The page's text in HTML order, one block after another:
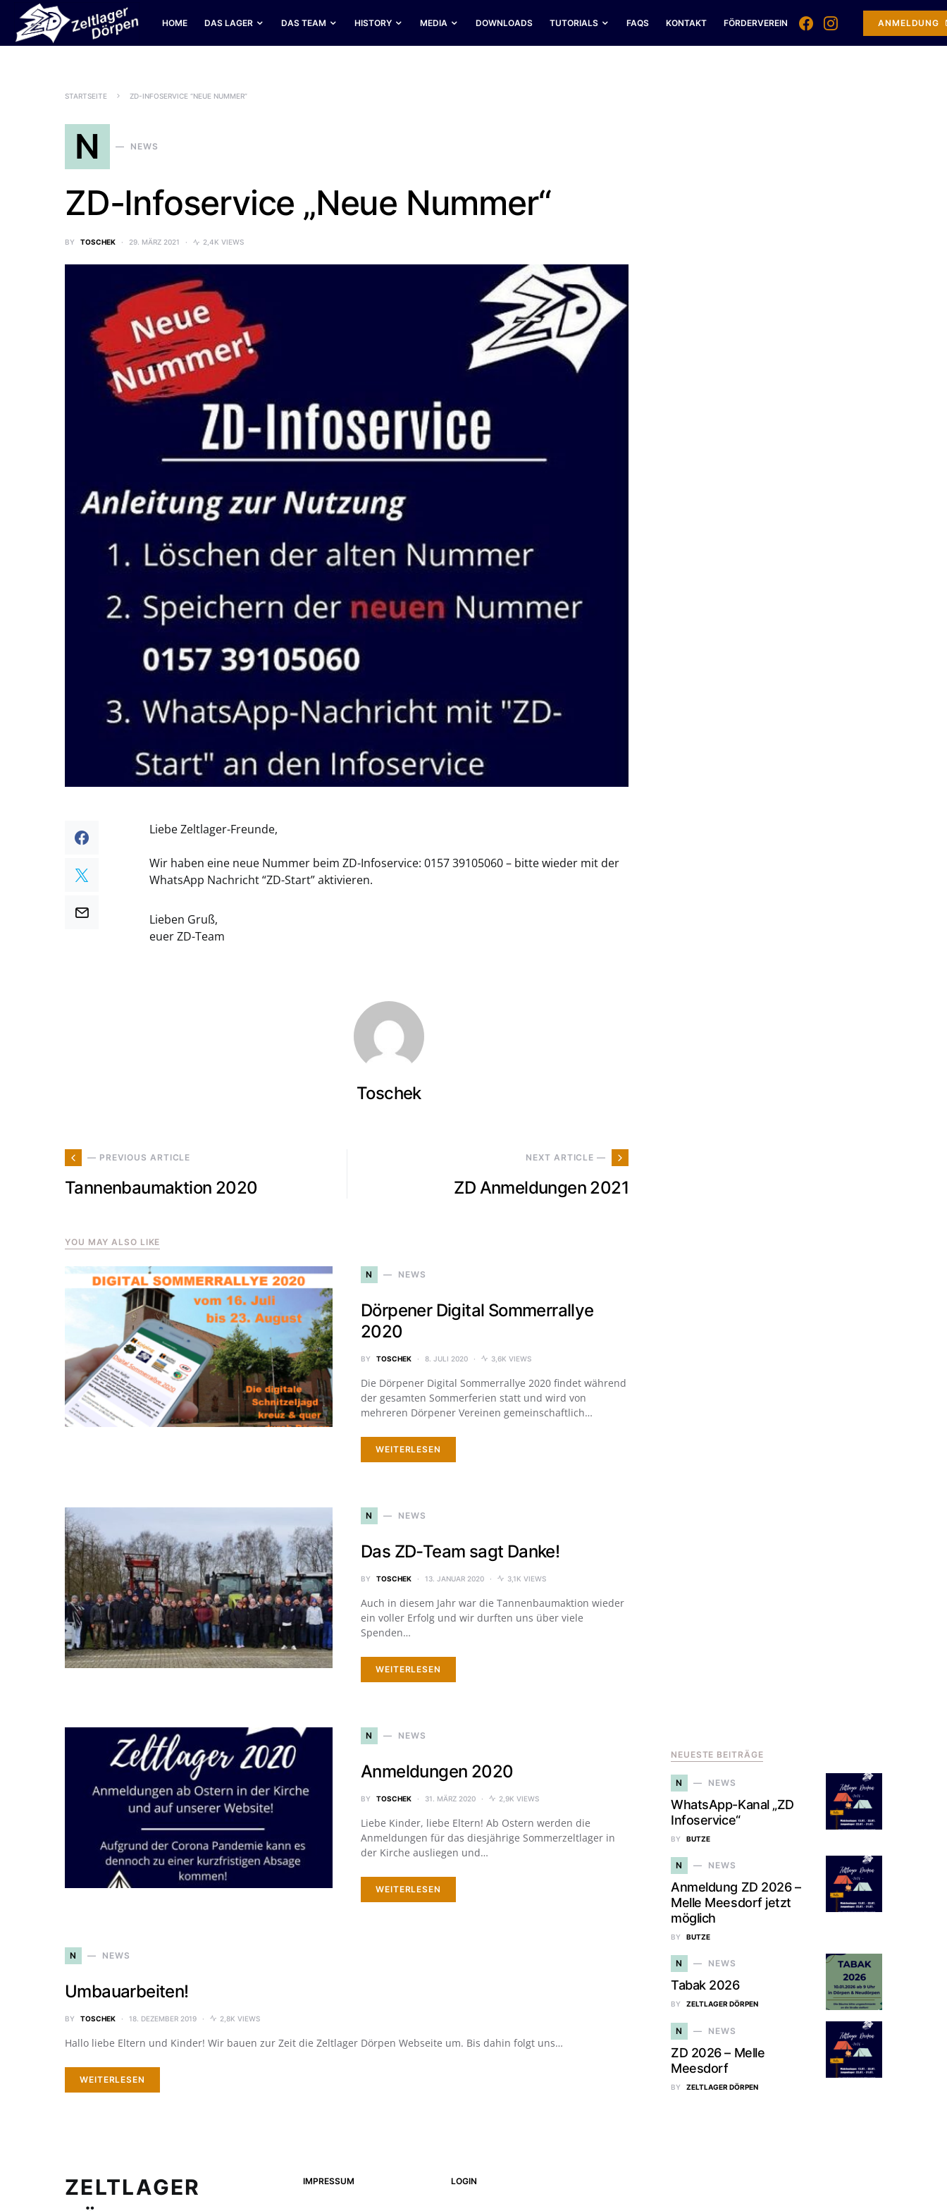
HOME DAS LAGER DAS TEAM HISTORY MEDIA DOWNLOADS TUTORIALS FAQS KONTAKT FÖRDERVEREIN ANMELDUNG
SEARCH FOR:
STARTSEITE ZD-INFOSERVICE “NEUE NUMMER”
N NEWS
ZD-Infoservice „Neue Nummer“
BY TOSCHEK 29. MÄRZ 2021 2,4K VIEWS
Liebe Zeltlager-Freunde,
Wir haben eine neue Nummer beim ZD-Infoservice: 0157 39105060 – bitte wieder mit der
WhatsApp Nachricht “ZD-Start” aktivieren.
Lieben Gruß,
euer ZD-Team
Toschek
— PREVIOUS ARTICLE
Tannenbaumaktion 2020
NEXT ARTICLE —
ZD Anmeldungen 2021
YOU MAY ALSO LIKE
N NEWS
Dörpener Digital Sommerrallye
2020
BY TOSCHEK 8. JULI 2020 3,6K VIEWS
Die Dörpener Digital Sommerrallye 2020 findet während
der gesamten Sommerferien statt und wird von
mehreren Dörpener Vereinen gemeinschaftlich…
WEITERLESEN
N NEWS
Das ZD-Team sagt Danke!
BY TOSCHEK 13. JANUAR 2020 3,1K VIEWS
Auch in diesem Jahr war die Tannenbaumaktion wieder
ein voller Erfolg und wir durften uns über viele
Spenden…
WEITERLESEN
N NEWS
Anmeldungen 2020
BY TOSCHEK 31. MÄRZ 2020 2,9K VIEWS
Liebe Kinder, liebe Eltern! Ab Ostern werden die
Anmeldungen für das diesjährige Sommerzeltlager in
der Kirche ausliegen und…
WEITERLESEN
N NEWS
Umbauarbeiten!
BY TOSCHEK 18. DEZEMBER 2019 2,8K VIEWS
Hallo liebe Eltern und Kinder! Wir bauen zur Zeit die Zeltlager Dörpen Webseite um. Bis dahin folgt uns…
WEITERLESEN
NEUESTE BEITRÄGE
N NEWS
WhatsApp-Kanal „ZD
Infoservice“
BY BUTZE
N NEWS
Anmeldung ZD 2026 –
Melle Meesdorf jetzt
möglich
BY BUTZE
N NEWS
Tabak 2026
BY ZELTLAGER DÖRPEN
N NEWS
ZD 2026 – Melle
Meesdorf
BY ZELTLAGER DÖRPEN
ZELTLAGER
IMPRESSUM LOGIN